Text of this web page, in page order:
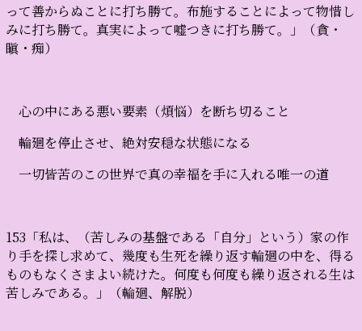
って善からぬことに打ち勝て。布施することによって物惜し
みに打ち勝て。真実によって嘘つきに打ち勝て。」（貪・
瞋・痴）
心の中にある悪い要素（煩悩）を断ち切ること
輪廻を停止させ、絶対安穏な状態になる
一切皆苦のこの世界で真の幸福を手に入れる唯一の道
153「私は、（苦しみの基盤である「自分」という）家の作
り手を探し求めて、幾度も生死を繰り返す輪廻の中を、得る
ものもなくさまよい続けた。何度も何度も繰り返される生は
苦しみである。」（輪廻、解脱）